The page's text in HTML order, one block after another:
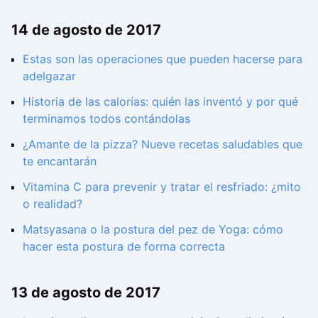
14 de agosto de 2017
Estas son las operaciones que pueden hacerse para
adelgazar
Historia de las calorías: quién las inventó y por qué
terminamos todos contándolas
¿Amante de la pizza? Nueve recetas saludables que
te encantarán
Vitamina C para prevenir y tratar el resfriado: ¿mito
o realidad?
Matsyasana o la postura del pez de Yoga: cómo
hacer esta postura de forma correcta
13 de agosto de 2017